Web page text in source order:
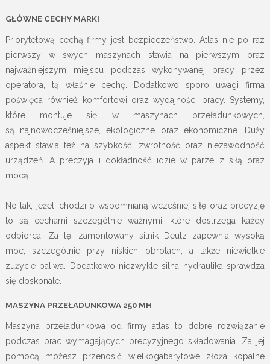
GŁÓWNE CECHY MARKI
Priorytetową cechą firmy jest bezpieczeństwo. Atlas nie po raz
pierwszy w swych maszynach stawia na pierwszym oraz
najważniejszym miejscu podczas wykonywanej pracy przez
operatora, tą właśnie cechę. Dodatkowo sporo uwagi firma
poświęca również komfortowi oraz wydajności pracy. Systemy,
które montuje się w maszynach przeładunkowych,
są najnowocześniejsze, ekologiczne oraz ekonomiczne. Duży
aspekt stawia też na szybkość, zwrotność oraz niezawodność
urządzeń. A preczyja i dokładność idzie w parze z siłą oraz
mocą.
No tak, jeżeli chodzi o wspomnianą wcześniej siłę oraz precyzję
to są cechami szczególnie ważnymi, które dostrzega każdy
odbiorca. Za tę, zamontowany silnik Deutz zapewnia wysoką
moc, szczególnie przy niskich obrotach, a także niewielkie
zużycie paliwa. Dodatkowo niezwykle silna hydraulika sprawdza
się doskonale.
MASZYNA PRZEŁADUNKOWA 250 MH
Maszyna przeładunkowa od firmy atlas to dobre rozwiązanie
podczas prac wymagających precyzyjnego składowania. Za jej
pomocą możesz przenosić wielkogabarytowe złoża kopalne